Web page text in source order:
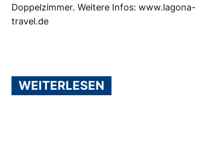
Doppelzimmer. Weitere Infos: www.lagona-
travel.de
WEITERLESEN